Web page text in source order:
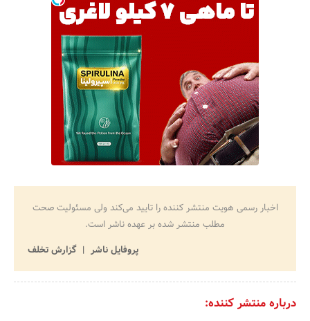
اخبار رسمی هویت منتشر کننده را تایید می‌کند ولی مسئولیت صحت
مطلب منتشر شده بر عهده ناشر است.
پروفایل ناشر
گزارش تخلف
درباره منتشر کننده: